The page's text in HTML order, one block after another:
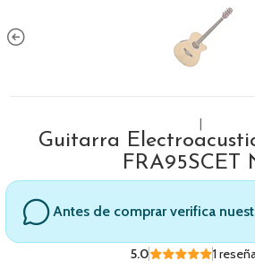
Guitarra
FRA95SCET
Antes de comprar verifica
5.0 1